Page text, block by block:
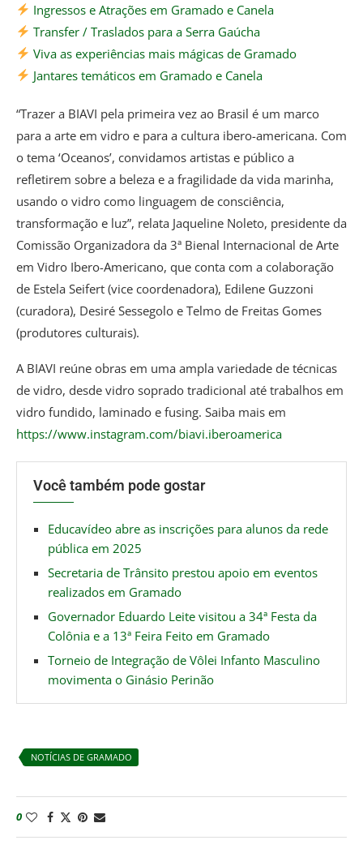
Ingressos e Atrações em Gramado e Canela
Transfer / Traslados para a Serra Gaúcha
Viva as experiências mais mágicas de Gramado
Jantares temáticos em Gramado e Canela
“Trazer a BIAVI pela primeira vez ao Brasil é um marco
para a arte em vidro e para a cultura ibero-americana. Com
o tema ‘Oceanos’, convidamos artistas e público a
refletirem sobre a beleza e a fragilidade da vida marinha,
usando o vidro como linguagem de consciência,
transformação e luz”, relata Jaqueline Noleto, presidente da
Comissão Organizadora da 3ª Bienal Internacional de Arte
em Vidro Ibero-Americano, que conta com a colaboração
de Estela Seifert (vice coordenadora), Edilene Guzzoni
(curadora), Desiré Sessegolo e Telmo de Freitas Gomes
(produtores culturais).
A BIAVI reúne obras em uma ampla variedade de técnicas
de vidro, desde vidro soprado tradicional até trabalhos em
vidro fundido, laminado e fusing. Saiba mais em
https://www.instagram.com/biavi.iberoamerica
Você também pode gostar
Educavídeo abre as inscrições para alunos da rede
pública em 2025
Secretaria de Trânsito prestou apoio em eventos
realizados em Gramado
Governador Eduardo Leite visitou a 34ª Festa da
Colônia e a 13ª Feira Feito em Gramado
Torneio de Integração de Vôlei Infanto Masculino
movimenta o Ginásio Perinão
NOTÍCIAS DE GRAMADO
0